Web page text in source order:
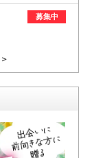
募集中
＞